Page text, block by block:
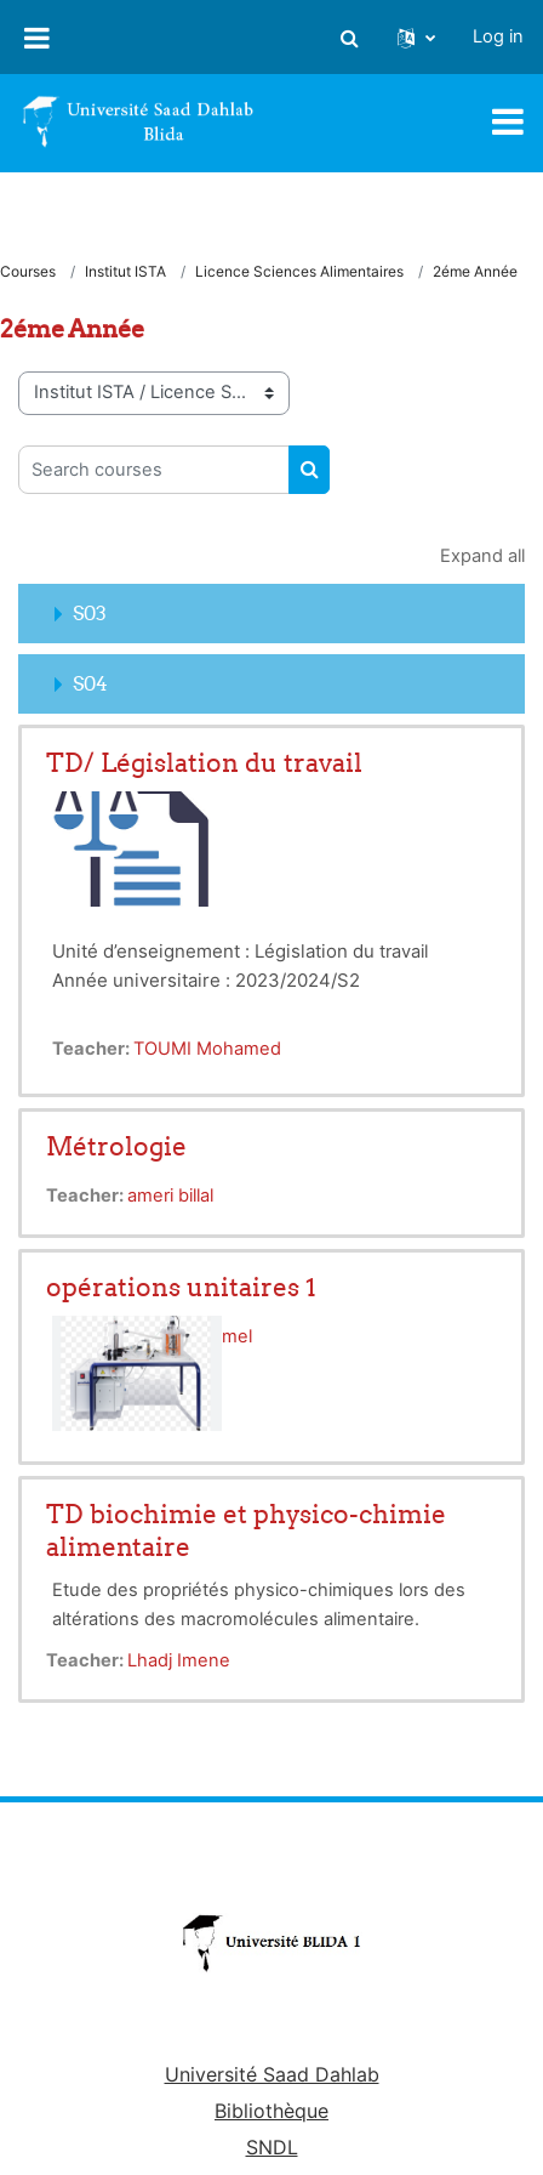
Toggle search input
Log in
Courses Institut ISTA Licence Sciences Alimentaires 2éme Année
2éme Année
Course categories
Search courses
SEARCH COURSES
Expand all
S03
S04
TD/ Législation du travail
Unité d’enseignement : Législation du travail
Année universitaire : 2023/2024/S2
Teacher:TOUMI Mohamed
Métrologie
Teacher:ameri billal
opérations unitaires 1
Teacher:El Hadi Djamel
TD biochimie et physico-chimie
alimentaire
Etude des propriétés physico-chimiques lors des
altérations des macromolécules alimentaire.
Teacher: Lhadj Imene
Université Saad Dahlab
Bibliothèque
SNDL